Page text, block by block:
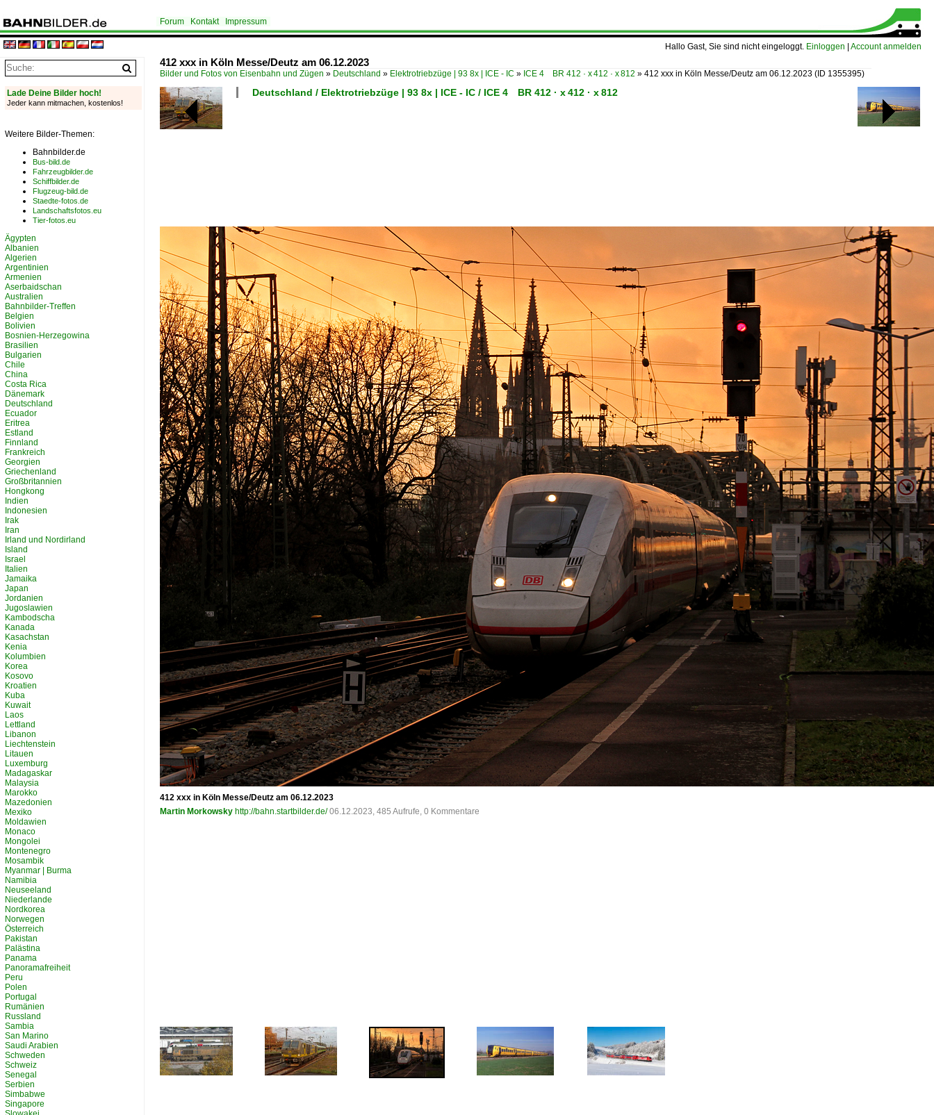
Hallo Gast, Sie sind nicht eingeloggt. Einloggen Account anmelden
Forum Kontakt Impressum
412 xxx in Köln Messe/Deutz am 06.12.2023
Bilder und Fotos von Eisenbahn und Zügen » Deutschland » Elektrotriebzüge | 93 8x | ICE - IC » ICE 4 BR 412 · x 412 · x 812 » 412 xxx in Köln Messe/Deutz am 06.12.2023 (ID 1355395)
Deutschland / Elektrotriebzüge | 93 8x | ICE - IC / ICE 4 BR 412 · x 412 · x 812
412 xxx in Köln Messe/Deutz am 06.12.2023
Martin Morkowsky http://bahn.startbilder.de/06.12.2023, 485 Aufrufe, 0 Kommentare
Lade Deine Bilder hoch!
Jeder kann mitmachen, kostenlos!
Weitere Bilder-Themen:
Bahnbilder.de
Bus-bild.de
Fahrzeugbilder.de
Schiffbilder.de
Flugzeug-bild.de
Staedte-fotos.de
Landschaftsfotos.eu
Tier-fotos.eu
Ägypten
Albanien
Algerien
Argentinien
Armenien
Aserbaidschan
Australien
Bahnbilder-Treffen
Belgien
Bolivien
Bosnien-Herzegowina
Brasilien
Bulgarien
Chile
China
Costa Rica
Dänemark
Deutschland
Ecuador
Eritrea
Estland
Finnland
Frankreich
Georgien
Griechenland
Großbritannien
Hongkong
Indien
Indonesien
Irak
Iran
Irland und Nordirland
Island
Israel
Italien
Jamaika
Japan
Jordanien
Jugoslawien
Kambodscha
Kanada
Kasachstan
Kenia
Kolumbien
Korea
Kosovo
Kroatien
Kuba
Kuwait
Laos
Lettland
Libanon
Liechtenstein
Litauen
Luxemburg
Madagaskar
Malaysia
Marokko
Mazedonien
Mexiko
Moldawien
Monaco
Mongolei
Montenegro
Mosambik
Myanmar | Burma
Namibia
Neuseeland
Niederlande
Nordkorea
Norwegen
Österreich
Pakistan
Palästina
Panama
Panoramafreiheit
Peru
Polen
Portugal
Rumänien
Russland
Sambia
San Marino
Saudi Arabien
Schweden
Schweiz
Senegal
Serbien
Simbabwe
Singapore